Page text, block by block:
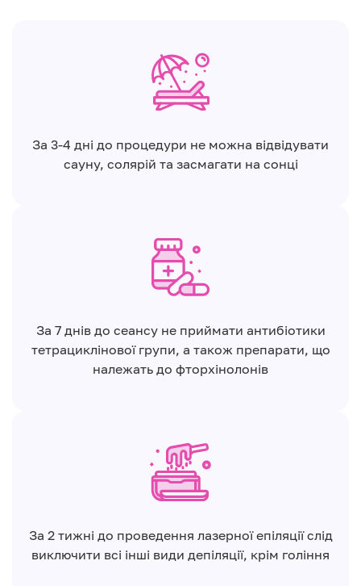
За 3-4 дні до процедури не можна відвідувати
сауну, солярій та засмагати на сонці
За 7 днів до сеансу не приймати антибіотики
тетрациклінової групи, а також препарати, що
належать до фторхінолонів
За 2 тижні до проведення лазерної епіляції слід
виключити всі інші види депіляції, крім гоління